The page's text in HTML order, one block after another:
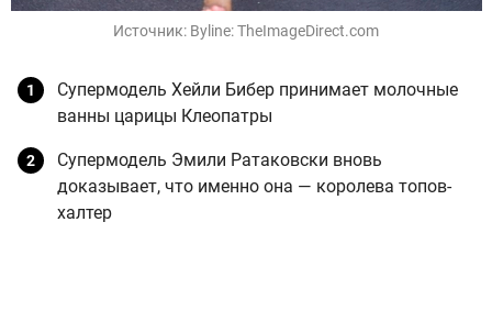
Источник: Byline: TheImageDirect.com
Супермодель Хейли Бибер принимает молочные
ванны царицы Клеопатры
Супермодель Эмили Ратаковски вновь
доказывает, что именно она — королева топов-
халтер